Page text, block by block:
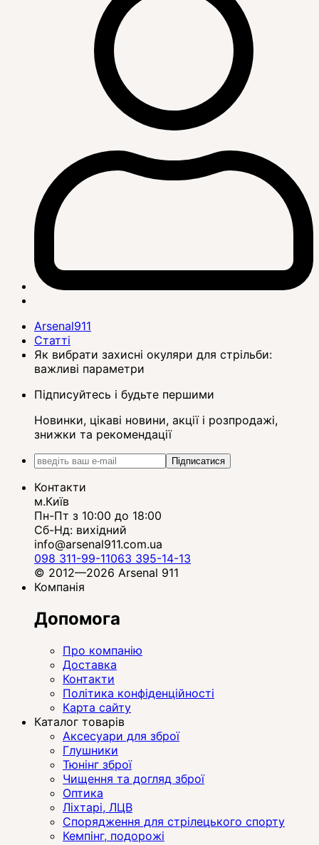
Arsenal911
Статті
Як вибрати захисні окуляри для стрільби:
важливі параметри
Підписуйтесь і будьте першими
Новинки, цікаві новини, акції і розпродажі,
знижки та рекомендації
Підписатися
Контакти
м.Київ
Пн-Пт з 10:00 до 18:00
Сб-Нд: вихідний
info@arsenal911.com.ua
098 311-99-11063 395-14-13
© 2012—2026 Arsenal 911
Компанія
Допомога
Про компанію
Доставка
Контакти
Політика конфіденційності
Карта сайту
Каталог товарів
Аксесуари для зброї
Глушники
Тюнінг зброї
Чищення та догляд зброї
Оптика
Ліхтарі, ЛЦВ
Спорядження для стрілецького спорту
Кемпінг, подорожі